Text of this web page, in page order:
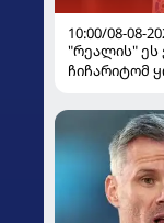
10:00/08-08-
"რეალის" ეს
ჩიჩარიტომ